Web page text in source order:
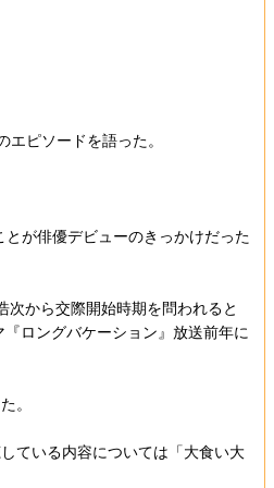
ピソードを語った。
が俳優デビューのきっかけだった
から交際開始時期を問われると
ロングバケーション』放送前年に
。
ている内容については「大食い大